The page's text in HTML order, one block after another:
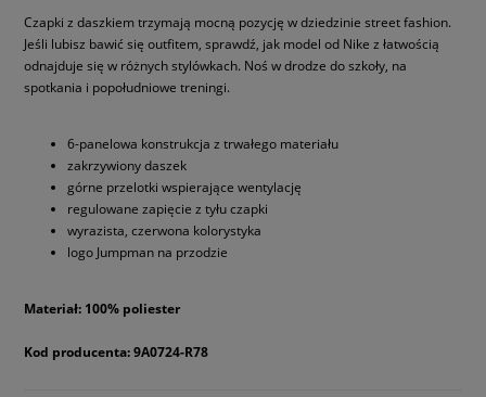
Czapki z daszkiem trzymają mocną pozycję w dziedzinie street fashion.
Jeśli lubisz bawić się outfitem, sprawdź, jak model od Nike z łatwością
odnajduje się w różnych stylówkach. Noś w drodze do szkoły, na
spotkania i popołudniowe treningi.
6-panelowa konstrukcja z trwałego materiału
zakrzywiony daszek
górne przelotki wspierające wentylację
regulowane zapięcie z tyłu czapki
wyrazista, czerwona kolorystyka
logo Jumpman na przodzie
Materiał: 100% poliester
Kod producenta: 9A0724-R78